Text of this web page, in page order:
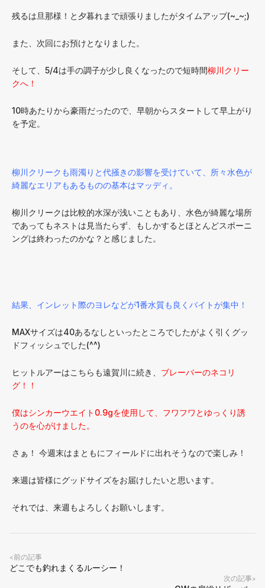
残るは旦那様！と夕暮れまで頑張りましたがタイムアップ(~_~;)
また、次回にお預けとなりました。
そして、5/4は手の調子が少し良くなったので短時間柳川クリー
クへ！
10時あたりから豪雨だったので、早朝からスタートして早上がり
を予定。
柳川クリークも雨濁りと代掻きの影響を受けていて、所々水色が
綺麗なエリアもあるものの基本はマッディ。
柳川クリークは比較的水深が浅いこともあり、水色が綺麗な場所
であってもネストは見当たらず、もしかするとほとんどスポーニ
ングは終わったのかな？と感じました。
結果、インレット際のヨレなどが1番水質も良くバイトが集中！
MAXサイズは40あるなしといったところでしたがよく引くグッ
ドフィッシュでした(^^)
ヒットルアーはこちらも遠賀川に続き、 ブレーバーのネコリ
グ！！
僕はシンカーウエイト0.9gを使用して、フワフワとゆっくり誘
うのを心がけました。
さぁ！ 今週末はまともにフィールドに出れそうなので楽しみ！
来週は皆様にグッドサイズをお届けしたいと思います。
それでは、来週もよろしくお願いします。
<前の記事
どこでも釣れまくるルーシー！
次の記事>